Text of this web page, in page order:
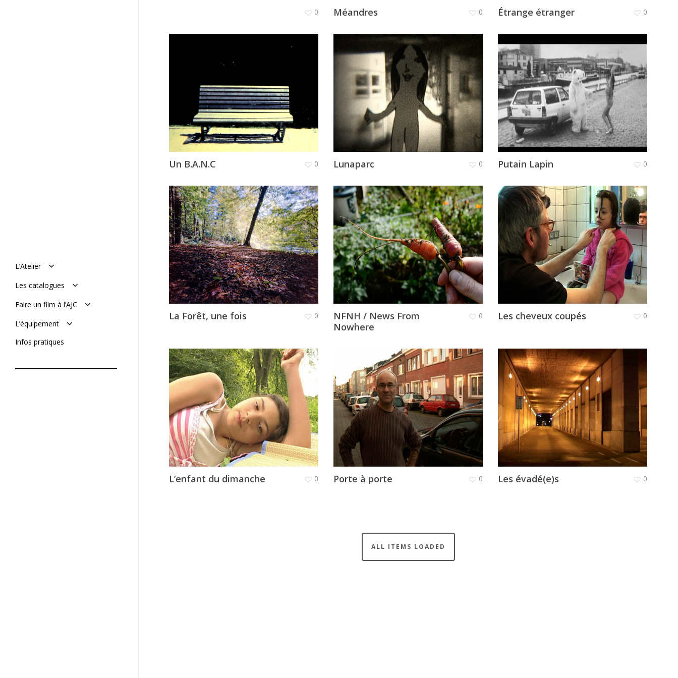
L’Atelier
Manifeste
Histoire : de 1977 à aujourd’hui
L’équipe
Mémoires de l’AJC
Les catalogues
Le catalogue en ligne
Le catalogue vimeo
Faire un film à l’AJC
Soumettre un projet
L’équipement
De tournage
De post-production
Infos pratiques
0 Méandres 0 Étrange étranger 0
Un B.A.N.C 0 Lunaparc 0 Putain Lapin 0
La Forêt, une fois 0
NFNH / News From
Nowhere
0 Les cheveux coupés 0
L’enfant du dimanche 0 Porte à porte 0 Les évadé(e)s 0
ALL ITEMS LOADED